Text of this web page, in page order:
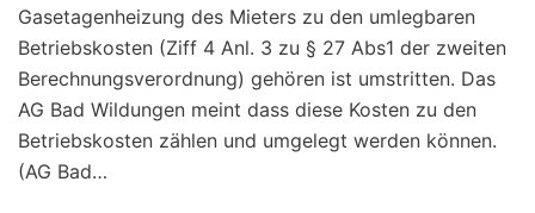
Gasetagenheizung des Mieters zu den umlegbaren
Betriebskosten (Ziff 4 Anl. 3 zu § 27 Abs1 der zweiten
Berechnungsverordnung) gehören ist umstritten. Das
AG Bad Wildungen meint dass diese Kosten zu den
Betriebskosten zählen und umgelegt werden können.
(AG Bad…